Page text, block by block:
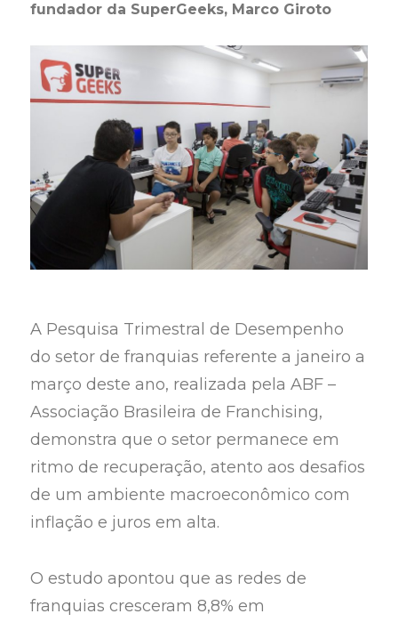
fundador da SuperGeeks, Marco Giroto
A Pesquisa Trimestral de Desempenho
do setor de franquias referente a janeiro a
março deste ano, realizada pela ABF –
Associação Brasileira de Franchising,
demonstra que o setor permanece em
ritmo de recuperação, atento aos desafios
de um ambiente macroeconômico com
inflação e juros em alta.
O estudo apontou que as redes de
franquias cresceram 8,8% em